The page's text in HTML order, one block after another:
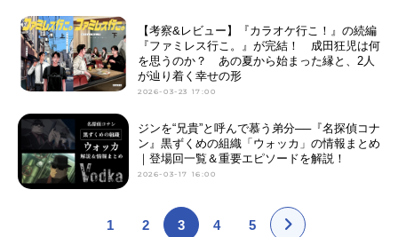
【考察&レビュー】『カラオケ行こ！』の続編
『ファミレス行こ。』が完結！ 成田狂児は何
を思うのか？ あの夏から始まった縁と、2人
が辿り着く幸せの形
2026-03-23 17:00
ジンを“兄貴”と呼んで慕う弟分──『名探偵コナ
ン』黒ずくめの組織「ウォッカ」の情報まとめ
｜登場回一覧＆重要エピソードを解説！
2026-03-17 16:00
1 2 3 4 5